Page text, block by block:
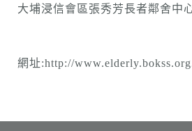
大埔浸信會區張秀芳長者鄰舍中
網址:http://